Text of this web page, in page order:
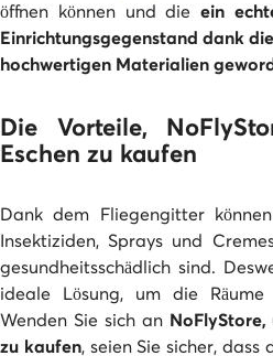
öffnen können und die ein
Einrichtungsgegenstand dank
hochwertigen Materialien
Die Vorteile,
Eschen zu kaufen
Dank dem Fliegengitter
Insektiziden, Sprays und
gesundheitsschädlich sind.
ideale Lösung, um die
Wenden Sie sich an
zu kaufen, seien Sie sicher,